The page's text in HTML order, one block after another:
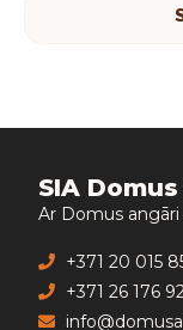
SIA
Ar Domus
+371 20 015
+371 26 176